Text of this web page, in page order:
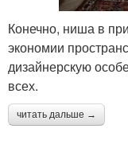
Конечно, ниша в
экономии
дизайнерскую
всех.
читать дальше →